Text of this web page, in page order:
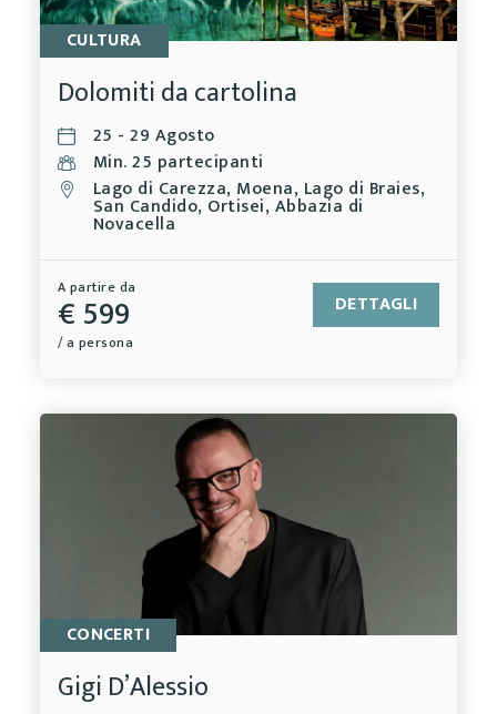
CULTURA
Dolomiti da cartolina
25 - 29 Agosto
Min. 25 partecipanti
Lago di Carezza, Moena, Lago di Braies,
San Candido, Ortisei, Abbazia di
Novacella
A partire da
€ 599
/ a persona
DETTAGLI
CONCERTI
Gigi D’Alessio